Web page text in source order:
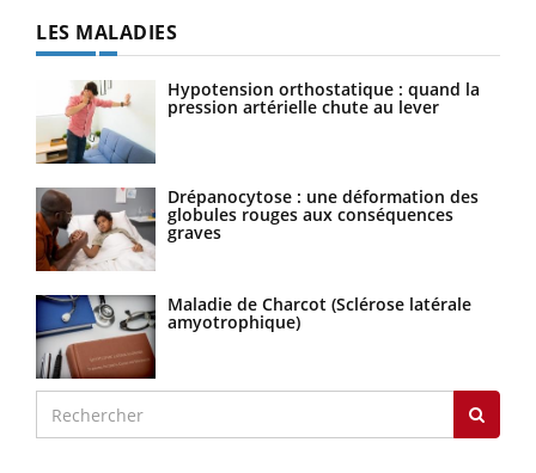
LES MALADIES
Hypotension orthostatique : quand la
pression artérielle chute au lever
Drépanocytose : une déformation des
globules rouges aux conséquences
graves
Maladie de Charcot (Sclérose latérale
amyotrophique)